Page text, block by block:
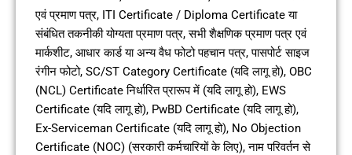
एवं प्रमाण पत्र, ITI Certificate / Diploma Certificate या
संबंधित तकनीकी योग्यता प्रमाण पत्र, सभी शैक्षणिक प्रमाण पत्र एवं
मार्कशीट, आधार कार्ड या अन्य वैध फोटो पहचान पत्र, पासपोर्ट साइज
रंगीन फोटो, SC/ST Category Certificate (यदि लागू हो), OBC
(NCL) Certificate निर्धारित प्रारूप में (यदि लागू हो), EWS
Certificate (यदि लागू हो), PwBD Certificate (यदि लागू हो),
Ex-Serviceman Certificate (यदि लागू हो), No Objection
Certificate (NOC) (सरकारी कर्मचारियों के लिए), नाम परिवर्तन से